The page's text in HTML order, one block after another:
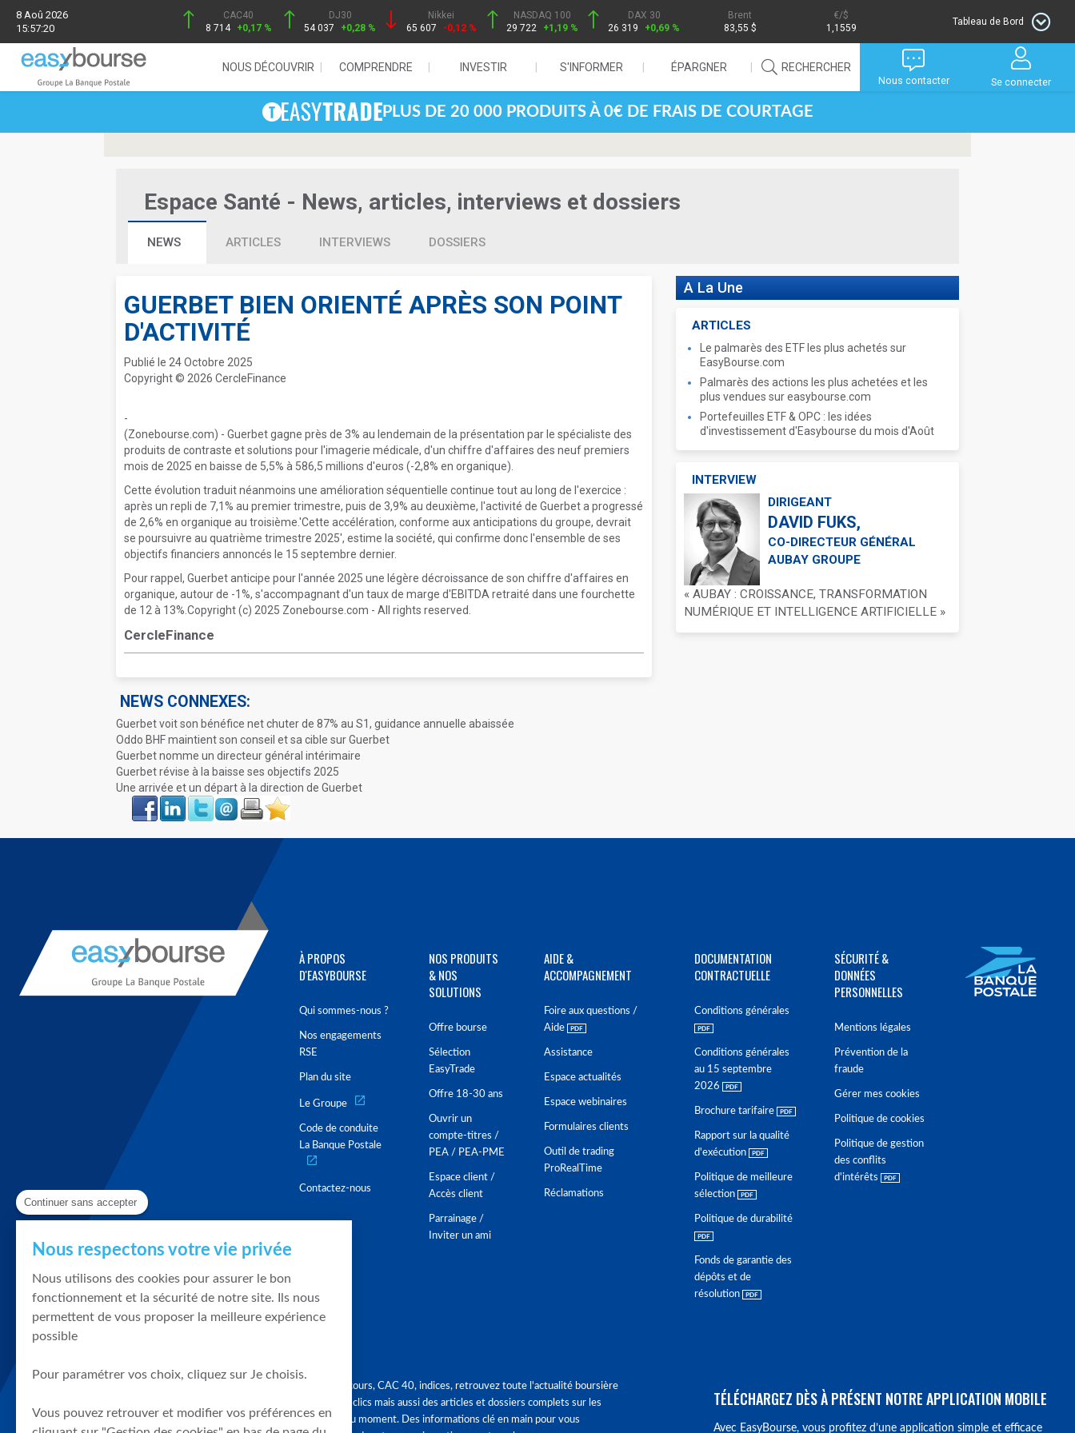
8 Aoû 2026
15:57:20
CAC40
8 714 +0,17 %
DJ30
54 037
+0,28 %
Nikkei
65 607
-0,12 %
NASDAQ 100
29 722
+1,19 %
DAX 30
26 319
+0,69 %
Brent
83,55 $
/$
1,1559
Tableau de Bord
NOUS DÉCOUVRIR COMPRENDRE INVESTIR S'INFORMER ÉPARGNER RECHERCHER
Nous contacter Se connecter
PLUS DE 20 000 PRODUITS À 0€ DE FRAIS DE COURTAGE
Espace Santé - News, articles, interviews et dossiers
NEWS ARTICLES INTERVIEWS DOSSIERS
GUERBET BIEN ORIENTÉ APRÈS SON POINT
D'ACTIVITÉ
Publié le 24 Octobre 2025
Copyright © 2026 CercleFinance
-
(Zonebourse.com) - Guerbet gagne près de 3% au lendemain de la présentation par le spécialiste des
produits de contraste et solutions pour l'imagerie médicale, d'un chiffre d'affaires des neuf premiers
mois de 2025 en baisse de 5,5% à 586,5 millions d'euros (-2,8% en organique).
Cette évolution traduit néanmoins une amélioration séquentielle continue tout au long de l'exercice :
après un repli de 7,1% au premier trimestre, puis de 3,9% au deuxième, l'activité de Guerbet a progressé
de 2,6% en organique au troisième.'Cette accélération, conforme aux anticipations du groupe, devrait
se poursuivre au quatrième trimestre 2025', estime la société, qui confirme donc l'ensemble de ses
objectifs financiers annoncés le 15 septembre dernier.
Pour rappel, Guerbet anticipe pour l'année 2025 une légère décroissance de son chiffre d'affaires en
organique, autour de -1%, s'accompagnant d'un taux de marge d'EBITDA retraité dans une fourchette
de 12 à 13%.Copyright (c) 2025 Zonebourse.com - All rights reserved.
CercleFinance
NEWS CONNEXES:
Guerbet voit son bénéfice net chuter de 87% au S1, guidance annuelle abaissée
Oddo BHF maintient son conseil et sa cible sur Guerbet
Guerbet nomme un directeur général intérimaire
Guerbet révise à la baisse ses objectifs 2025
Une arrivée et un départ à la direction de Guerbet
Face
book
LinkIn Twitter Envoyer ImprimerFavoris
A La Une
ARTICLES
Le palmarès des ETF les plus achetés sur
EasyBourse.com
Palmarès des actions les plus achetées et les
plus vendues sur easybourse.com
Portefeuilles ETF & OPC : les idées
d'investissement d'Easybourse du mois d'Août
INTERVIEW
DIRIGEANT
DAVID FUKS,
CO-DIRECTEUR GÉNÉRAL
AUBAY GROUPE
« AUBAY : CROISSANCE, TRANSFORMATION
NUMÉRIQUE ET INTELLIGENCE ARTIFICIELLE »
À PROPOS
D'EASYBOURSE
Qui sommes-nous ?
Nos engagements
RSE
Plan du site
Le Groupe
Code de conduite
La Banque Postale
Contactez-nous
NOS PRODUITS
& NOS
SOLUTIONS
Offre bourse
Sélection
EasyTrade
Offre 18-30 ans
Ouvrir un
compte-titres /
PEA / PEA-PME
Espace client /
Accès client
Parrainage /
Inviter un ami
AIDE &
ACCOMPAGNEMENT
Foire aux questions /
Aide
Assistance
Espace actualités
Espace webinaires
Formulaires clients
Outil de trading
ProRealTime
Réclamations
DOCUMENTATION
CONTRACTUELLE
Conditions générales
Conditions générales
au 15 septembre
2026
Brochure tarifaire
Rapport sur la qualité
d'exécution
Politique de meilleure
sélection
Politique de durabilité
Fonds de garantie des
dépôts et de
résolution
SÉCURITÉ &
DONNÉES
PERSONNELLES
Mentions légales
Prévention de la
fraude
Gérer mes cookies
Politique de cookies
Politique de gestion
des conflits
d'intérêts
Graphique, cours, CAC 40, indices, retrouvez toute l'actualité boursière
en quelques clics mais aussi des articles et dossiers complets sur les
tendances du moment. Des informations clé en main pour vous
TÉLÉCHARGEZ DÈS À PRÉSENT NOTRE APPLICATION MOBILE
Avec EasyBourse, vous profitez d’une application simple et efficace
Continuer sans accepter
Nous respectons votre vie privée
Nous utilisons des cookies pour assurer le bon
fonctionnement et la sécurité de notre site. Ils nous
permettent de vous proposer la meilleure expérience
possible
Pour paramétrer vos choix, cliquez sur Je choisis.
Vous pouvez retrouver et modifier vos préférences en